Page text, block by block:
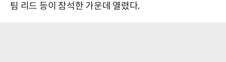
팀 리드 등이 참석한 가운데 열렸다.